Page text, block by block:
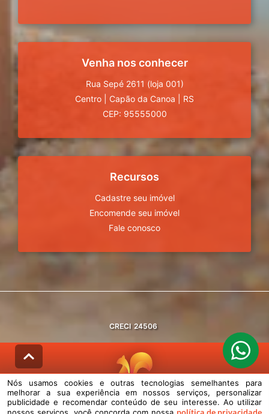
Venha nos conhecer
Rua Sepé 2611 (loja 001)
Centro
Capão da Canoa
RS
CEP: 95555000
Recursos
Cadastre seu imóvel
Encomende seu imóvel
Fale conosco
CRECI 24506
© DESENVOLVIDO PELAAGIL.NET
Nós usamos cookies e outras tecnologias semelhantes para
melhorar a sua experiência em nossos serviços, personalizar
publicidade e recomendar conteúdo de seu interesse. Ao utilizar